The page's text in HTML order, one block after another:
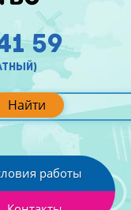
Найти
59
работы